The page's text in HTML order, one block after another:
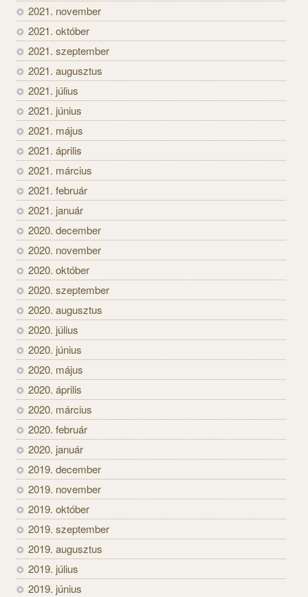
2021. november
2021. október
2021. szeptember
2021. augusztus
2021. július
2021. június
2021. május
2021. április
2021. március
2021. február
2021. január
2020. december
2020. november
2020. október
2020. szeptember
2020. augusztus
2020. július
2020. június
2020. május
2020. április
2020. március
2020. február
2020. január
2019. december
2019. november
2019. október
2019. szeptember
2019. augusztus
2019. július
2019. június